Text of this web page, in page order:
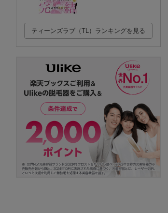
ティーンズラブ（TL）ランキングを見る